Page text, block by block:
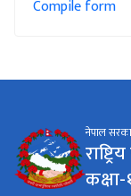
Compile form
नेपाल